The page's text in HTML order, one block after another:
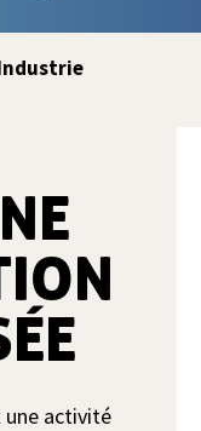
une activité